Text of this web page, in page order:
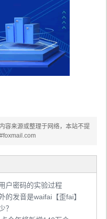
容来源或整理于网络，本站不提
户密码的实验过程
的发音是waifai【歪fai】
？